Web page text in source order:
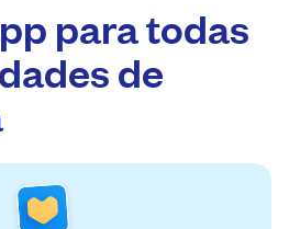
para todas
de